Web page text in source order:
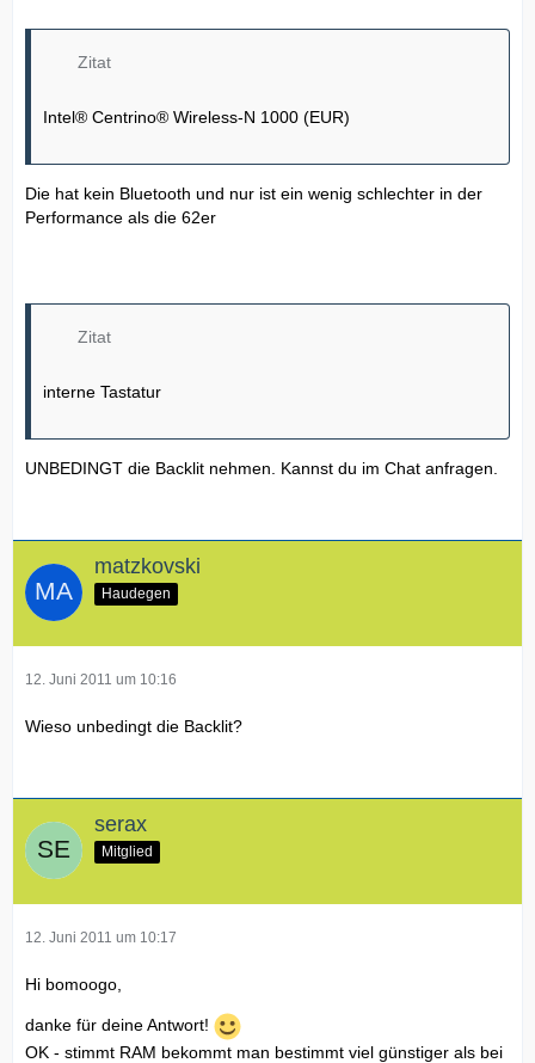
Zitat
Intel® Centrino® Wireless-N 1000 (EUR)
Die hat kein Bluetooth und nur ist ein wenig schlechter in der
Performance als die 62er
Zitat
interne Tastatur
UNBEDINGT die Backlit nehmen. Kannst du im Chat anfragen.
matzkovski
Haudegen
12. Juni 2011 um 10:16
Wieso unbedingt die Backlit?
serax
Mitglied
12. Juni 2011 um 10:17
Hi bomoogo,
danke für deine Antwort!
OK - stimmt RAM bekommt man bestimmt viel günstiger als bei